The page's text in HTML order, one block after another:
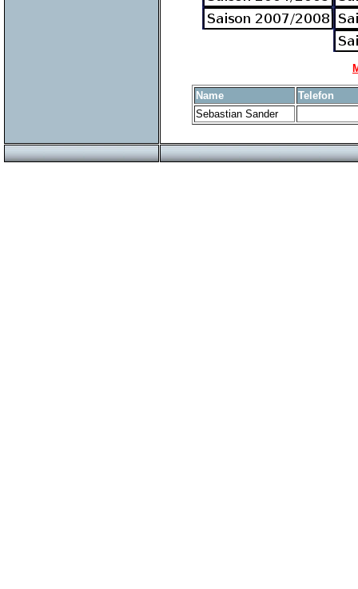
Name
Telefon
Sebastian Sander